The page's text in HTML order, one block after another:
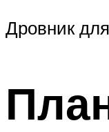
Дровник